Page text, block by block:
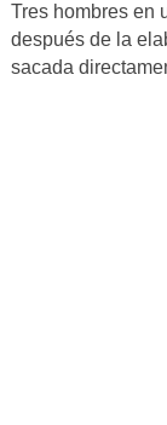
Tres hombres en
después de la
sacada